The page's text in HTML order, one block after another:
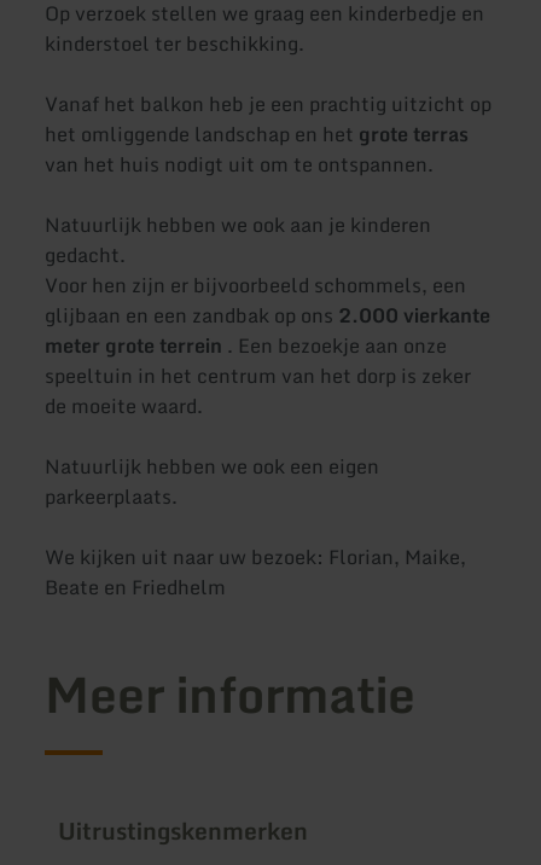
Op verzoek stellen we graag een kinderbedje en
kinderstoel ter beschikking.
Vanaf het balkon heb je een prachtig uitzicht op
het omliggende landschap en het grote terras
van het huis nodigt uit om te ontspannen.
Natuurlijk hebben we ook aan je kinderen
gedacht.
Voor hen zijn er bijvoorbeeld schommels, een
glijbaan en een zandbak op ons 2.000 vierkante
meter grote terrein . Een bezoekje aan onze
speeltuin in het centrum van het dorp is zeker
de moeite waard.
Natuurlijk hebben we ook een eigen
parkeerplaats.
We kijken uit naar uw bezoek: Florian, Maike,
Beate en Friedhelm
Meer informatie
Uitrustingskenmerken